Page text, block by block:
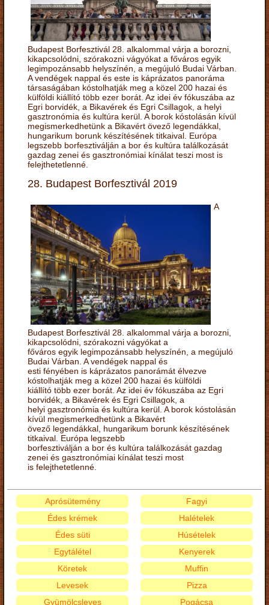
Budapest Borfesztivál 28. alkalommal várja a borozni,
kikapcsolódni, szórakozni vágyókat a főváros egyik
legimpozánsabb helyszínén, a megújuló Budai Várban.
A vendégek nappal és este is káprázatos panoráma
társaságában kóstolhatják meg a közel 200 hazai és
külföldi kiállító több ezer borát. Az idei év fókuszába az
Egri borvidék, a Bikavérek és Egri Csillagok, a helyi
gasztronómia és kultúra kerül. A borok kóstolásán kívül
megismerkedhetünk a Bikavért övező legendákkal,
hungarikum borunk készítésének titkaival. Európa
legszebb borfesztiválján a bor és kultúra találkozását
gazdag zenei és gasztronómiai kínálat teszi most is
felejthetetlenné.
28. Budapest Borfesztivál 2019
A
Budapest Borfesztivál 28. alkalommal várja a borozni,
kikapcsolódni, szórakozni vágyókat a
főváros egyik legimpozánsabb helyszínén, a megújuló
Budai Várban. A vendégek nappal és
esti fényében is káprázatos panorámát élvezve
kóstolhatják meg a közel 200 hazai és külföldi
kiállító több ezer borát. Az idei év fókuszába az Egri
borvidék, a Bikavérek és Egri Csillagok, a
helyi gasztronómia és kultúra kerül. A borok kóstolásán
kívül megismerkedhetünk a Bikavért
övező legendákkal, hungarikum borunk készítésének
titkaival. Európa legszebb
borfesztiválján a bor és kultúra találkozását gazdag
zenei és gasztronómiai kínálat teszi most
is felejthetetlenné.
Aprósütemény
Édes krémek
Édes süti
Egytálétel
Fagyi
Halételek
Húsételek
Kenyerek
Köretek
Levesek
Gyümölcsleves
Muffin
Pizza
Pogácsa